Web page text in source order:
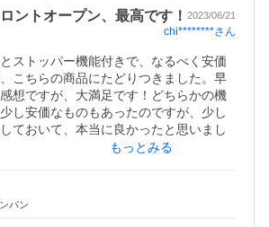
のはサイドハンドル＆底足が無い点。
にあって、今回の商品に無い機能はこ
電車の網棚に上げ下げする際に有った
た。
。
ントオープン、最高です！ 2023/06/21
chi********さん
ストッパー機能付きで、なるべく安価
こちらの商品にたどりつきました。早
想ですが、大満足です！どちらかの機
し安価なものもあったのですが、少し
ておいて、本当に良かったと思いまし
利なのに…と思っていたのが、フロン
事に解消されました！また、お土産な
もっとみる
パン